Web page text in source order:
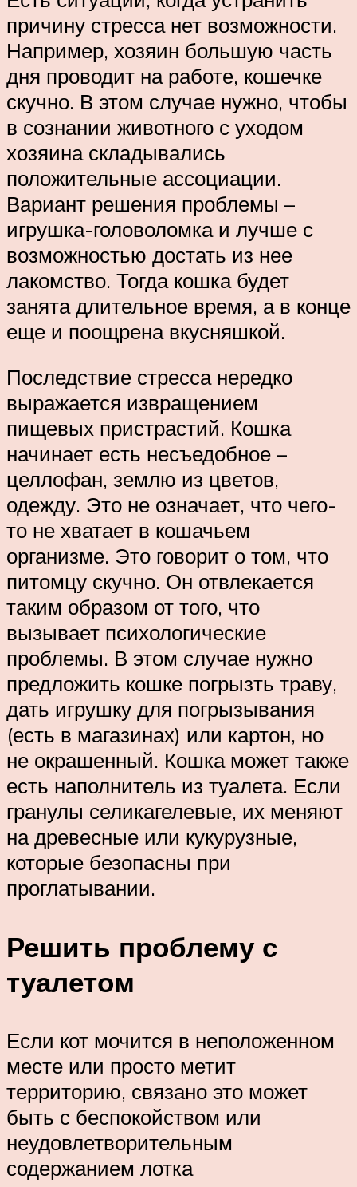
причину стресса нет возможности.
Например, хозяин большую часть
дня проводит на работе, кошечке
скучно. В этом случае нужно, чтобы
в сознании животного с уходом
хозяина складывались
положительные ассоциации.
Вариант решения проблемы –
игрушка-головоломка и лучше с
возможностью достать из нее
лакомство. Тогда кошка будет
занята длительное время, а в конце
еще и поощрена вкусняшкой.
Последствие стресса нередко
выражается извращением
пищевых пристрастий. Кошка
начинает есть несъедобное –
целлофан, землю из цветов,
одежду. Это не означает, что чего-
то не хватает в кошачьем
организме. Это говорит о том, что
питомцу скучно. Он отвлекается
таким образом от того, что
вызывает психологические
проблемы. В этом случае нужно
предложить кошке погрызть траву,
дать игрушку для погрызывания
(есть в магазинах) или картон, но
не окрашенный. Кошка может также
есть наполнитель из туалета. Если
гранулы селикагелевые, их меняют
на древесные или кукурузные,
которые безопасны при
проглатывании.
Решить проблему с
туалетом
Если кот мочится в неположенном
месте или просто метит
территорию, связано это может
быть с беспокойством или
неудовлетворительным
содержанием лотка